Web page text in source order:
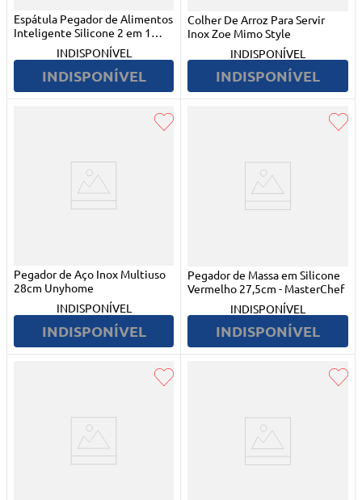
Espátula Pegador de Alimentos
Inteligente Silicone 2 em 1
INDISPONÍVEL
INDISPONÍVEL
Colher De Arroz Para Servir
Inox Zoe Mimo Style
INDISPONÍVEL
INDISPONÍVEL
Pegador de Aço Inox Multiuso
28cm Unyhome
INDISPONÍVEL
INDISPONÍVEL
Pegador de Massa em Silicone
Vermelho 27,5cm - MasterChef
INDISPONÍVEL
INDISPONÍVEL